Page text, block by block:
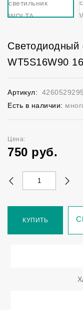
Светодиодный
WT5S16W90
Артикул:
Есть в наличии:
Цена:
750 руб.
КУПИТЬ